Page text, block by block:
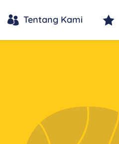
Tentang Kami